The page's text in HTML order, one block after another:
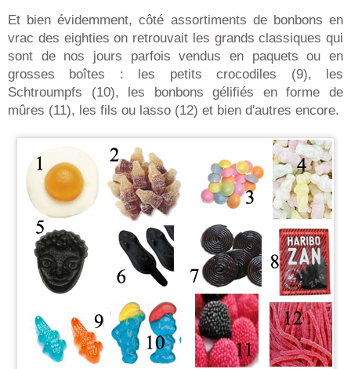
Et bien évidemment, côté assortiments de bonbons en
vrac des eighties on retrouvait les grands classiques qui
sont de nos jours parfois vendus en paquets ou en
grosses boîtes : les petits crocodiles (9), les
Schtroumpfs (10), les bonbons gélifiés en forme de
mûres (11), les fils ou lasso (12) et bien d'autres encore.